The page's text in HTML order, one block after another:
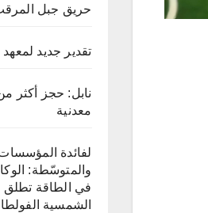
حريق جبل
تقدير جديد لمعهد
معدنية
لفائدة
والمتوسّطة:
في الطاقة
الشمسية